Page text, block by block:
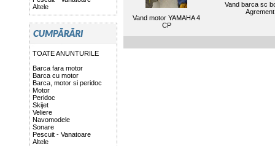
Altele
TOATE ANUNTURILE
Barca fara motor
Barca cu motor
Barca, motor si peridoc
Motor
Peridoc
Skijet
Veliere
Navomodele
Sonare
Pescuit - Vanatoare
Altele
Vand motor YAMAHA 4
CP
Vand barca sc
Agrement